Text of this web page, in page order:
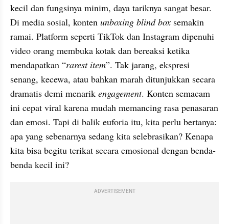
kecil dan fungsinya minim, daya tariknya sangat besar.
Di media sosial, konten unboxing blind box semakin
ramai. Platform seperti TikTok dan Instagram dipenuhi
video orang membuka kotak dan bereaksi ketika
mendapatkan “rarest item”. Tak jarang, ekspresi
senang, kecewa, atau bahkan marah ditunjukkan secara
dramatis demi menarik engagement. Konten semacam
ini cepat viral karena mudah memancing rasa penasaran
dan emosi. Tapi di balik euforia itu, kita perlu bertanya:
apa yang sebenarnya sedang kita selebrasikan? Kenapa
kita bisa begitu terikat secara emosional dengan benda-
benda kecil ini?
ADVERTISEMENT